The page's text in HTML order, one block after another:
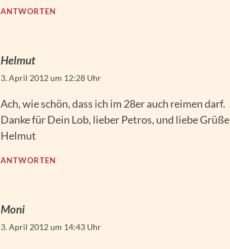
ANTWORTEN
Helmut
3. April 2012 um 12:28 Uhr
Ach, wie schön, dass ich im 28er auch reimen darf.
Danke für Dein Lob, lieber Petros, und liebe Grüße
Helmut
ANTWORTEN
Moni
3. April 2012 um 14:43 Uhr